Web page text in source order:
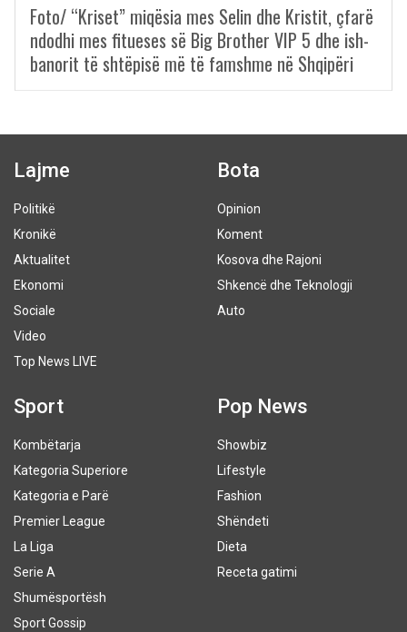
Foto/ “Kriset” miqësia mes Selin dhe Kristit, çfarë
ndodhi mes fitueses së Big Brother VIP 5 dhe ish-
banorit të shtëpisë më të famshme në Shqipëri
Lajme
Politikë
Kronikë
Aktualitet
Ekonomi
Sociale
Video
Top News LIVE
Bota
Opinion
Koment
Kosova dhe Rajoni
Shkencë dhe Teknologji
Auto
Sport
Kombëtarja
Kategoria Superiore
Kategoria e Parë
Premier League
La Liga
Serie A
Shumësportësh
Sport Gossip
Pop News
Showbiz
Lifestyle
Fashion
Shëndeti
Dieta
Receta gatimi